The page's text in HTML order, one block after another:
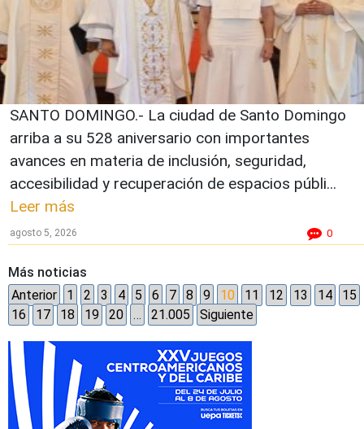
SANTO DOMINGO.- La ciudad de Santo Domingo
arriba a su 528 aniversario con importantes
avances en materia de inclusión, seguridad,
accesibilidad y recuperación de espacios públi...
Leer más
agosto 5, 2026 0
Más noticias
Anterior
1 2 3 4 5 6 7 8 9 10 11 12 13 14
15
16
17 18 19 20 … 21.005 Siguiente